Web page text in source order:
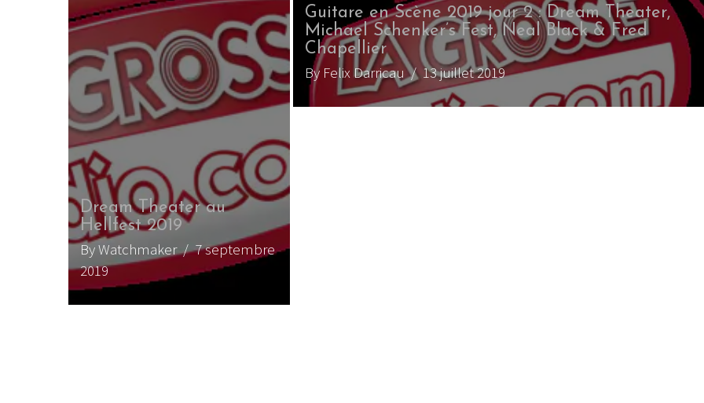
Dream Theater au
Hellfest 2019
By Watchmaker/ 7 septembre
2019
Guitare en Scène 2019 jour 2 : Dream Theater,
Michael Schenker’s Fest, Neal Black & Fred
Chapellier
By Felix Darricau/ 13 juillet 2019